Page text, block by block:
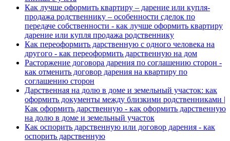
Как лучше оформить квартиру – дарение или купля-
продажа родственнику – особенности сделок по
передаче собственности - как лучше оформить квартиру
дарение или купля продажа родственнику
Как переоформить дарственную с одного человека на
другого - как переоформить дарственную на дом
Расторжение договора дарения по соглашению сторон -
как отменить договор дарения на квартиру по
соглашению сторон
Дарственная на долю в доме и земельный участок: как
оформить документы между близкими родственниками |
Как оформить дарственную - как оформить дарственную
на долю в доме и земельный участок
Как оспорить дарственную или договор дарения - как
оспорить дарственную